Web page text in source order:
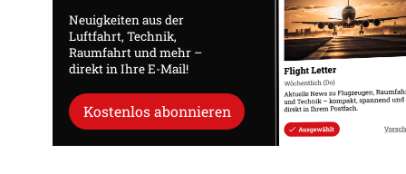
Neuigkeiten aus der
Luftfahrt, Technik,
Raumfahrt und mehr –
direkt in Ihre E-Mail!
Kostenlos abonnieren